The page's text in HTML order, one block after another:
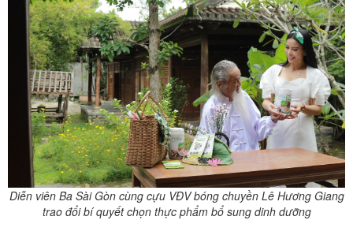
Diễn viên Ba Sài Gòn cùng cựu VĐV bóng chuyền Lê Hương Giang
trao đổi bí quyết chọn thực phẩm bổ sung dinh dưỡng